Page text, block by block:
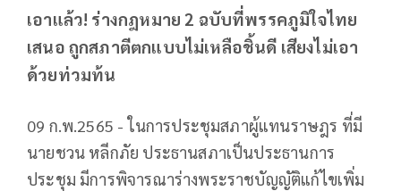
เอาแล้ว! ร่างกฎหมาย 2 ฉบับที่พรรคภูมิใจไทย
เสนอ ถูกสภาตีตกแบบไม่เหลือชิ้นดี เสียงไม่เอา
ด้วยท่วมท้น
09 ก.พ.2565 - ในการประชุมสภาผู้แทนราษฎร ที่มี
นายชวน หลีกภัย ประธานสภาเป็นประธานการ
ประชุม มีการพิจารณาร่างพระราชบัญญัติแก้ไขเพิ่ม